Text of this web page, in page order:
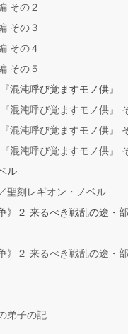
その２
その３
その４
その５
混沌呼び覚ますモノ供』
混沌呼び覚ますモノ供』
混沌呼び覚ますモノ供』
混沌呼び覚ますモノ供』
ル
聖刻レギオン・ノベル
》２ 来るべき戦乱の途・
》２ 来るべき戦乱の途・
弟子の記